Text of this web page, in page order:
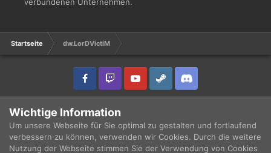
Startseite dw.LorDVictiM
Copyright © 2003 - 2021 DRUCKWELLE e.V. -
Powered by Invision Community
Wichtige Information
Um unsere Webseite für Sie optimal zu gestalten und fortlaufend
verbessern zu können, verwenden wir Cookies. Durch die weitere
Nutzung der Webseite stimmen Sie der Verwendung von Cookies